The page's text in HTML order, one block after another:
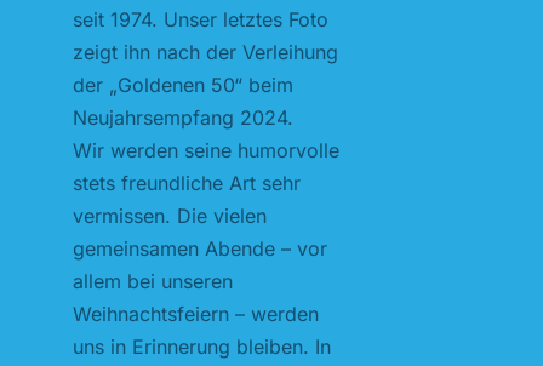
seit 1974. Unser letztes Foto
zeigt ihn nach der Verleihung
der „Goldenen 50“ beim
Neujahrsempfang 2024.
Wir werden seine humorvolle
stets freundliche Art sehr
vermissen. Die vielen
gemeinsamen Abende – vor
allem bei unseren
Weihnachtsfeiern – werden
uns in Erinnerung bleiben. In